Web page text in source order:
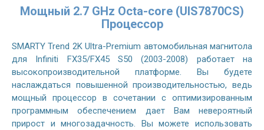
Мощный 2.7 GHz Octa-core (UIS7870CS)
Процессор
SMARTY Trend 2K Ultra-Premium автомобильная магнитола
для Infiniti FX35/FX45 S50 (2003-2008) работает на
высокопроизводительной платформе. Вы будете
наслаждаться повышенной производительностью, ведь
мощный процессор в сочетании с оптимизированным
программным обеспечением дает Вам невероятный
прирост и многозадачность. Вы можете использовать